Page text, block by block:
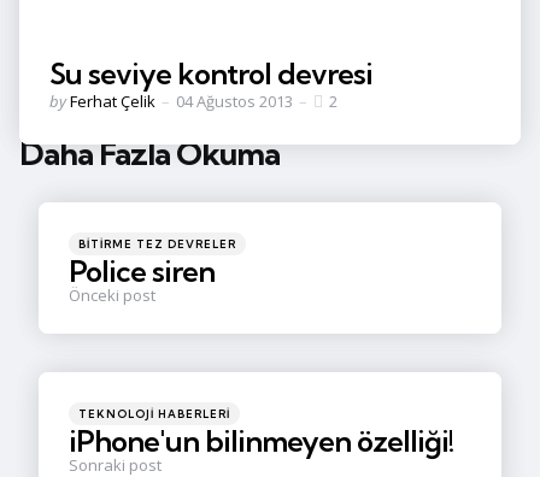
Su seviye kontrol devresi
Posted
byFerhat Çelik 04 Ağustos 2013 2
Daha Fazla Okuma
Post
navigation
Posted
BITIRME TEZ DEVRELER
Police siren
Önceki post
Posted
TEKNOLOJI HABERLERI
iPhone'un bilinmeyen özelliği!
Sonraki post